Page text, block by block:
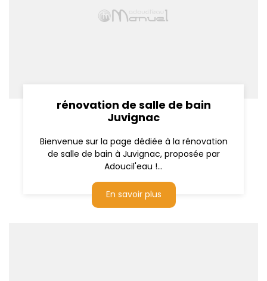
rénovation de salle de bain
Juvignac
Bienvenue sur la page dédiée à la rénovation
de salle de bain à Juvignac, proposée par
Adoucil'eau !...
En savoir plus